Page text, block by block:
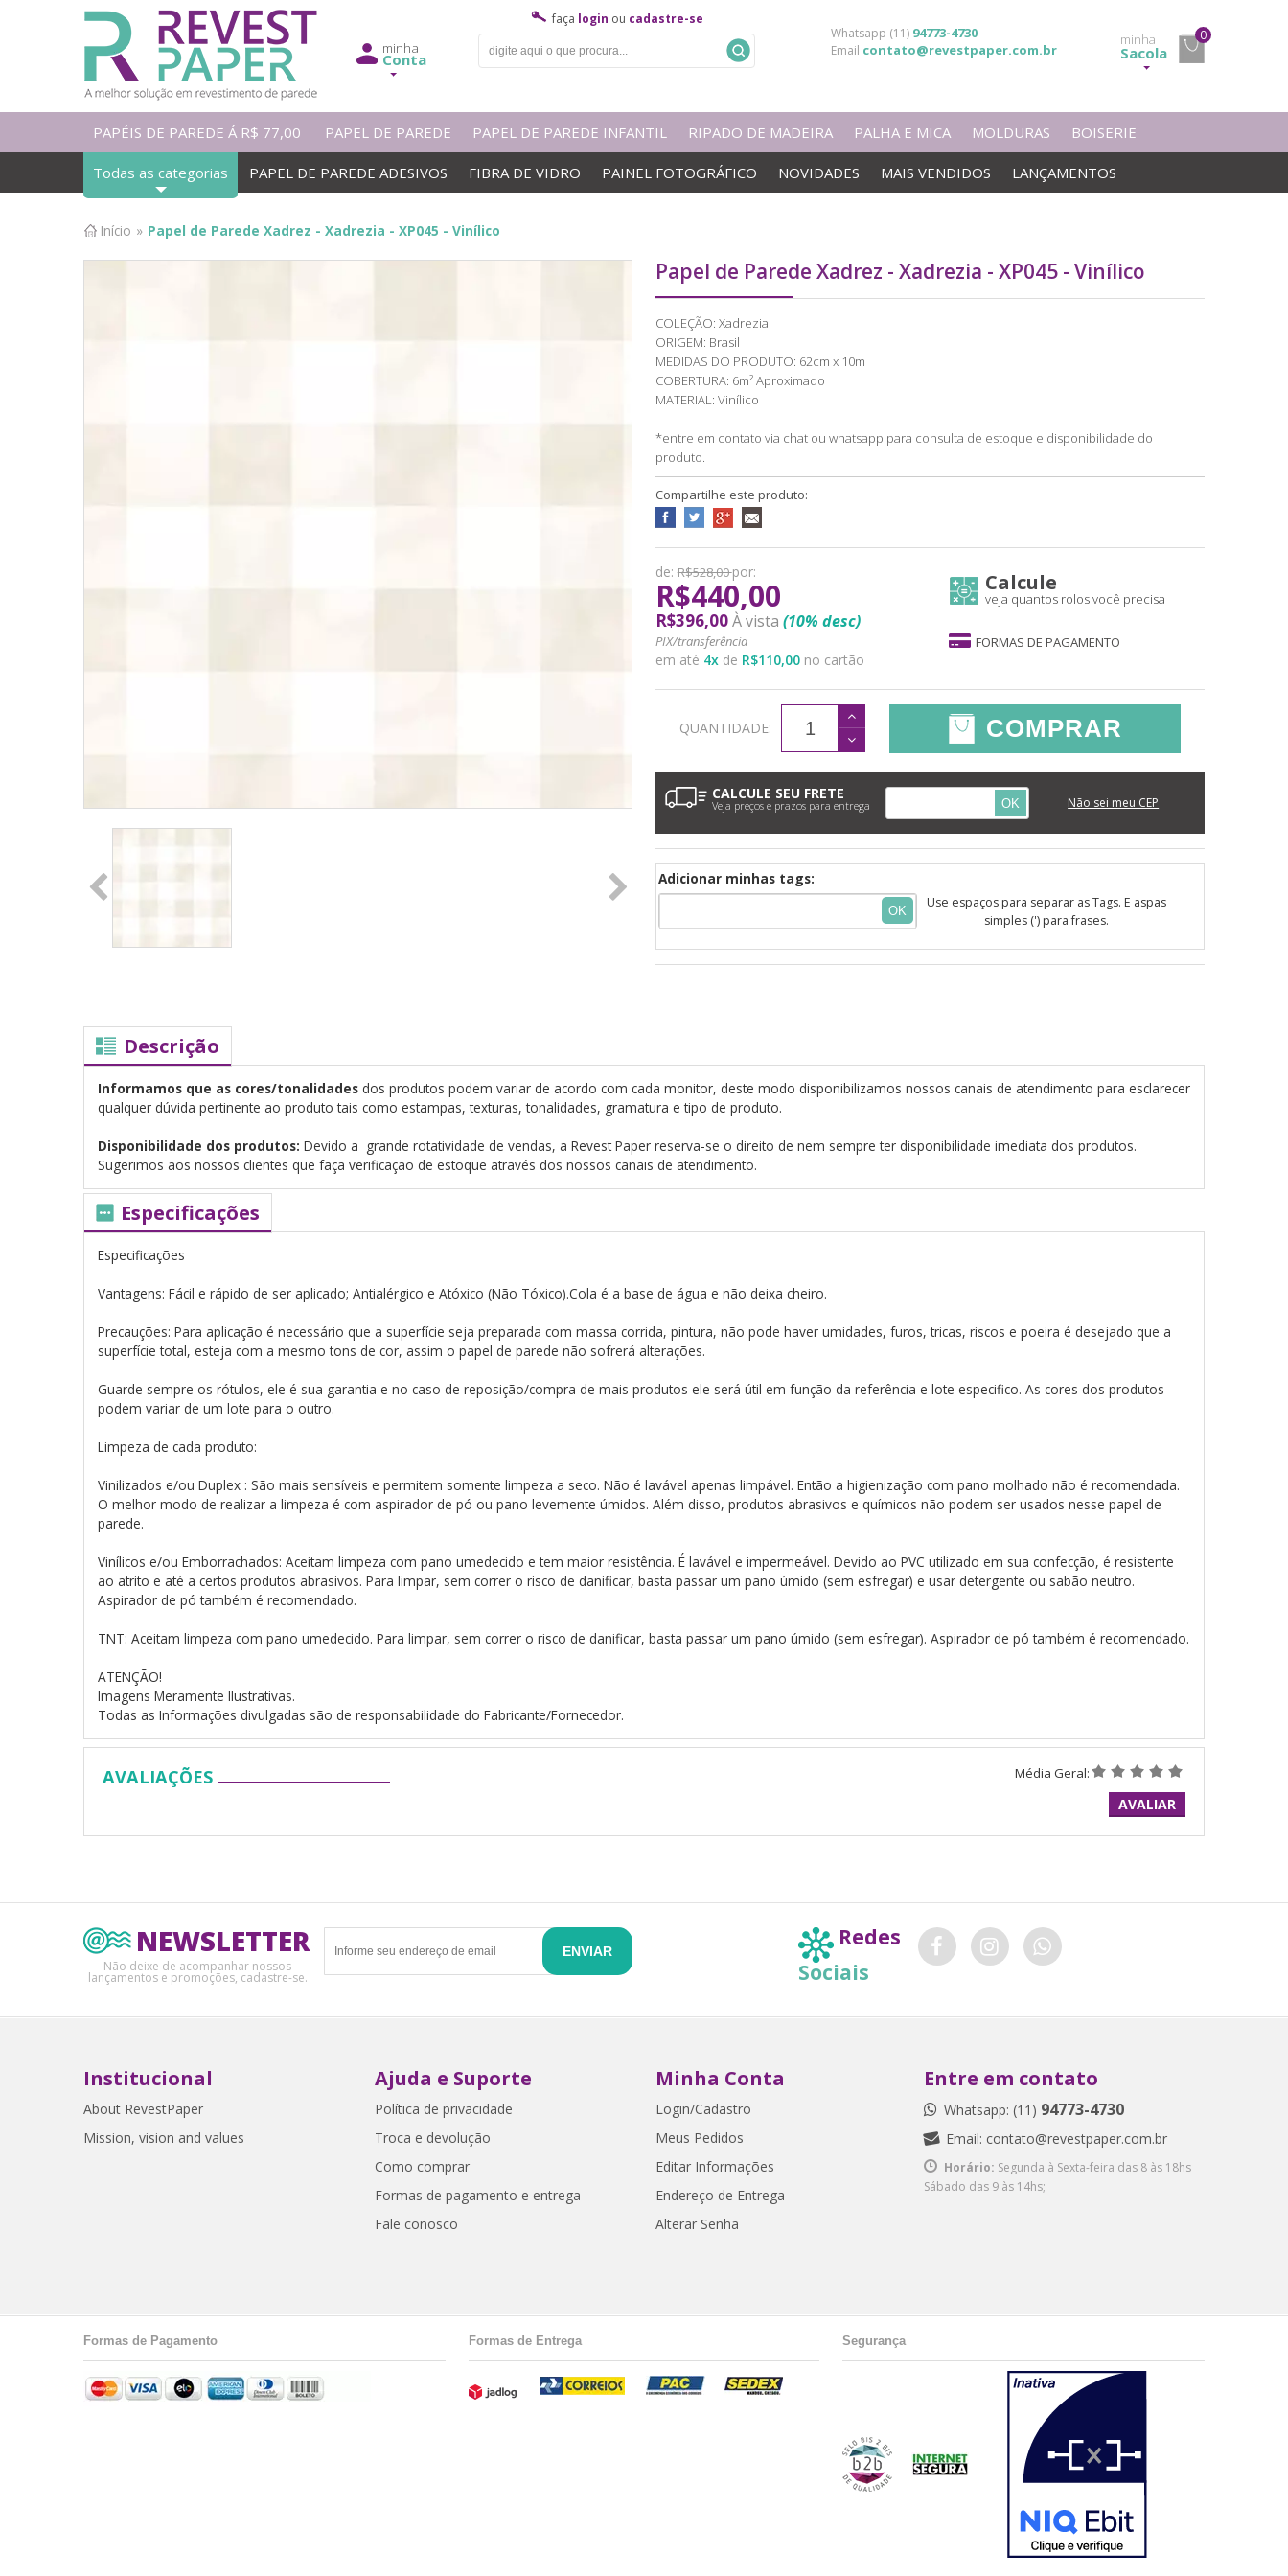
minha
Conta
faça login ou cadastre-se
Whatsapp (11) 94773-4730
Email contato@revestpaper.com.br
minha
Sacola
0
PAPÉIS DE PAREDE Á R$ 77,00 PAPEL DE PAREDE PAPEL DE PAREDE INFANTIL RIPADO DE MADEIRA PALHA E MICA MOLDURAS BOISERIE
Todas as categorias PAPEL DE PAREDE ADESIVOS FIBRA DE VIDRO PAINEL FOTOGRÁFICO NOVIDADES MAIS VENDIDOS LANÇAMENTOS
Início » Papel de Parede Xadrez - Xadrezia - XP045 - Vinílico
Papel de Parede Xadrez - Xadrezia - XP045 - Vinílico
COLEÇÃO: Xadrezia
ORIGEM: Brasil
MEDIDAS DO PRODUTO: 62cm x 10m
COBERTURA: 6m² Aproximado
MATERIAL: Vinílico
*entre em contato via chat ou whatsapp para consulta de estoque e disponibilidade do
produto.
Compartilhe este produto:
de: R$528,00por:
R$440,00
R$396,00À vista (10% desc)
PIX/transferência
em até 4xde R$110,00no cartão
Calcule
veja quantos rolos você precisa
FORMAS DE PAGAMENTO
QUANTIDADE: COMPRAR
CALCULE SEU FRETE
Veja preços e prazos para entrega OK Não sei meu CEP
Adicionar minhas tags:
OK
Use espaços para separar as Tags. E aspas
simples (') para frases.
Descrição
Informamos que as cores/tonalidades dos produtos podem variar de acordo com cada monitor, deste modo disponibilizamos nossos canais de atendimento para esclarecer
qualquer dúvida pertinente ao produto tais como estampas, texturas, tonalidades, gramatura e tipo de produto.
Disponibilidade dos produtos: Devido a grande rotatividade de vendas, a Revest Paper reserva-se o direito de nem sempre ter disponibilidade imediata dos produtos.
Sugerimos aos nossos clientes que faça verificação de estoque através dos nossos canais de atendimento.
Especificações
Especificações
Vantagens: Fácil e rápido de ser aplicado; Antialérgico e Atóxico (Não Tóxico).Cola é a base de água e não deixa cheiro.
Precauções: Para aplicação é necessário que a superfície seja preparada com massa corrida, pintura, não pode haver umidades, furos, tricas, riscos e poeira é desejado que a
superfície total, esteja com a mesmo tons de cor, assim o papel de parede não sofrerá alterações.
Guarde sempre os rótulos, ele é sua garantia e no caso de reposição/compra de mais produtos ele será útil em função da referência e lote especifico. As cores dos produtos
podem variar de um lote para o outro.
Limpeza de cada produto:
Vinilizados e/ou Duplex : São mais sensíveis e permitem somente limpeza a seco. Não é lavável apenas limpável. Então a higienização com pano molhado não é recomendada.
O melhor modo de realizar a limpeza é com aspirador de pó ou pano levemente úmidos. Além disso, produtos abrasivos e químicos não podem ser usados nesse papel de
parede.
Vinílicos e/ou Emborrachados: Aceitam limpeza com pano umedecido e tem maior resistência. É lavável e impermeável. Devido ao PVC utilizado em sua confecção, é resistente
ao atrito e até a certos produtos abrasivos. Para limpar, sem correr o risco de danificar, basta passar um pano úmido (sem esfregar) e usar detergente ou sabão neutro.
Aspirador de pó também é recomendado.
TNT: Aceitam limpeza com pano umedecido. Para limpar, sem correr o risco de danificar, basta passar um pano úmido (sem esfregar). Aspirador de pó também é recomendado.
ATENÇÃO!
Imagens Meramente Ilustrativas.
Todas as Informações divulgadas são de responsabilidade do Fabricante/Fornecedor.
AVALIAÇÕES Média Geral:
AVALIAR
NEWSLETTER
Não deixe de acompanhar nossos
lançamentos e promoções, cadastre-se.
ENVIAR
Redes
Sociais
Institucional
About RevestPaper
Mission, vision and values
Ajuda e Suporte
Política de privacidade
Troca e devolução
Como comprar
Formas de pagamento e entrega
Fale conosco
Minha Conta
Login/Cadastro
Meus Pedidos
Editar Informações
Endereço de Entrega
Alterar Senha
Entre em contato
Whatsapp: (11) 94773-4730
Email: contato@revestpaper.com.br
Horário: Segunda à Sexta-feira das 8 às 18hs
Sábado das 9 às 14hs;
Formas de Pagamento Formas de Entrega Segurança